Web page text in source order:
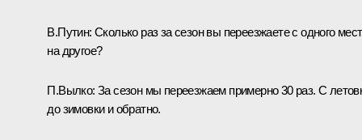
В.Путин: Сколько раз за сезон вы переезжаете с одного
на другое?
П.Вылко: За сезон мы переезжаем примерно 30 раз. С
до зимовки и обратно.